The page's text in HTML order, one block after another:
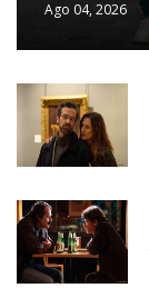
Ago 04, 2026